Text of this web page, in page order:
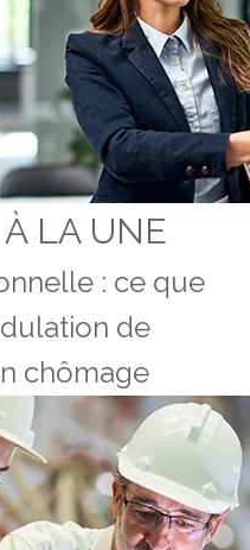
LA UNE
: ce que
de
chômage